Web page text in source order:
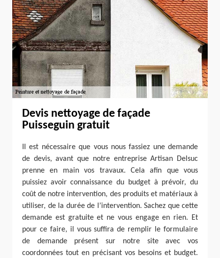
Devis nettoyage de façade
Puisseguin gratuit
Il est nécessaire que vous nous fassiez une demande
de devis, avant que notre entreprise Artisan Delsuc
prenne en main vos travaux. Cela afin que vous
puissiez avoir connaissance du budget à prévoir, du
coût de notre intervention, des produits et matériaux à
utiliser, de la durée de l’intervention. Sachez que cette
demande est gratuite et ne vous engage en rien. Et
pour ce faire, il vous suffira de remplir le formulaire
de demande présent sur notre site avec vos
coordonnées tout en précisant vos besoins et budget.